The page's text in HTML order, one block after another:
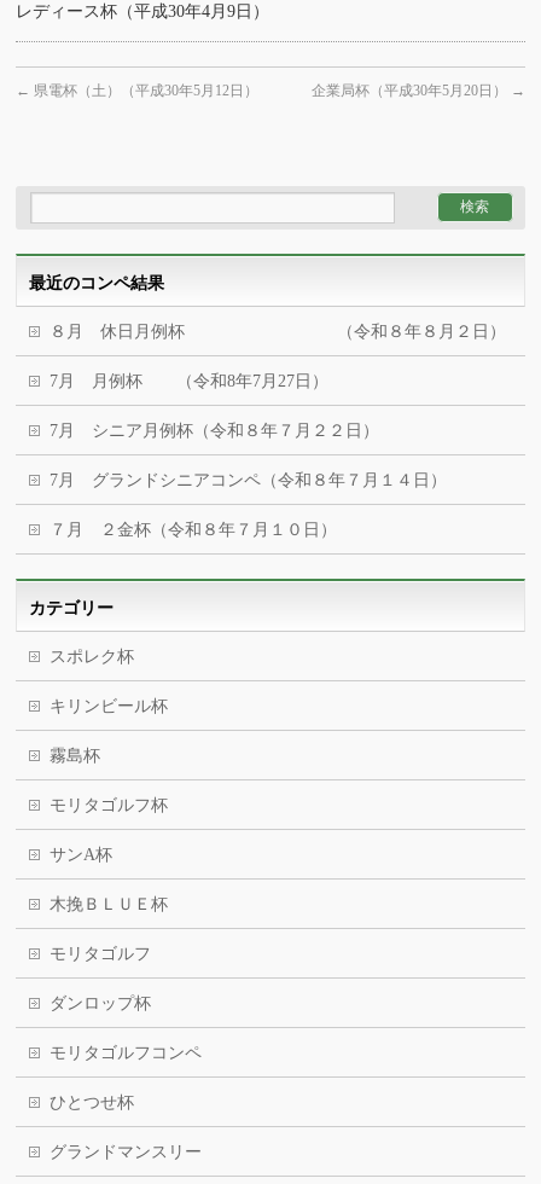
レディース杯（平成30年4月9日）
← 県電杯（土）（平成30年5月12日） 企業局杯（平成30年5月20日） →
最近のコンペ結果
８月 休日月例杯 （令和８年８月２日）
7月 月例杯 （令和8年7月27日）
7月 シニア月例杯（令和８年７月２２日）
7月 グランドシニアコンペ（令和８年７月１４日）
７月 ２金杯（令和８年７月１０日）
カテゴリー
スポレク杯
キリンビール杯
霧島杯
モリタゴルフ杯
サンA杯
木挽ＢＬＵＥ杯
モリタゴルフ
ダンロップ杯
モリタゴルフコンペ
ひとつせ杯
グランドマンスリー